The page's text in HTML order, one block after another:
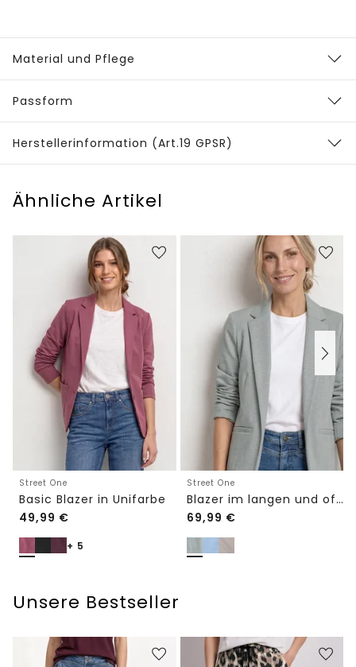
Material und Pflege
Passform
Herstellerinformation (Art.19 GPSR)
Ähnliche Artikel
Street One
Basic Blazer in Unifarbe
49,99 €
+ 5
Street One
Blazer im langen und offenen Schnitt
69,99 €
Unsere Bestseller